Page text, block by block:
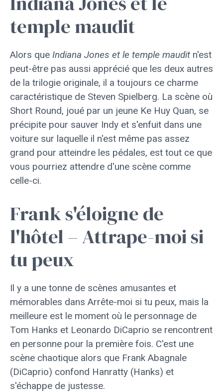
temple maudit
Alors que Indiana Jones et le temple maudit n'est
peut-être pas aussi apprécié que les deux autres
de la trilogie originale, il a toujours ce charme
caractéristique de Steven Spielberg. La scène où
Short Round, joué par un jeune Ke Huy Quan, se
précipite pour sauver Indy et s'enfuit dans une
voiture sur laquelle il n'est même pas assez
grand pour atteindre les pédales, est tout ce que
vous pourriez attendre d'une scène comme
celle-ci.
Frank s'éloigne de
l'hôtel – Attrape-moi si
tu peux
Il y a une tonne de scènes amusantes et
mémorables dans Arrête-moi si tu peux, mais la
meilleure est le moment où le personnage de
Tom Hanks et Leonardo DiCaprio se rencontrent
en personne pour la première fois. C'est une
scène chaotique alors que Frank Abagnale
(DiCaprio) confond Hanratty (Hanks) et
s'échappe de justesse.